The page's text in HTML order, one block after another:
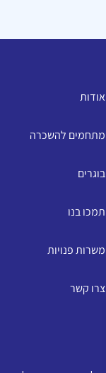
אודות
מתחמים להשכרה
בוגרים
תמכו בנו
משרות פנויות
צרו קשר